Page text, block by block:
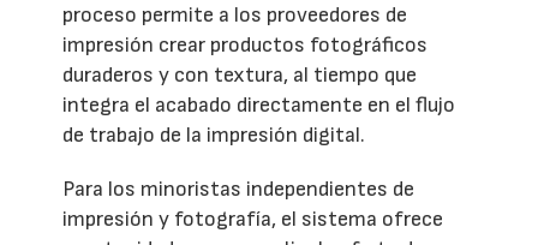
proceso permite a los proveedores de
impresión crear productos fotográficos
duraderos y con textura, al tiempo que
integra el acabado directamente en el flujo
de trabajo de la impresión digital.
Para los minoristas independientes de
impresión y fotografía, el sistema ofrece